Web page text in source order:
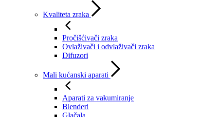
Kvaliteta zraka
Pročišćivači zraka
Ovlaživači i odvlaživači zraka
Difuzori
Mali kućanski aparati
Aparati za vakumiranje
Blenderi